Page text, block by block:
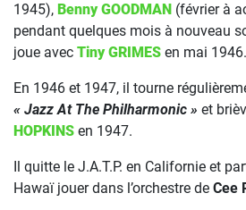
1945), Benny GOODMAN (février à
pendant quelques mois à nouveau
joue avec Tiny GRIMES en mai 1946.
En 1946 et 1947, il tourne
« Jazz At The Philharmonic » et
HOPKINS en 1947.
Il quitte le J.A.T.P. en Californie et
Hawaï jouer dans l’orchestre de Cee